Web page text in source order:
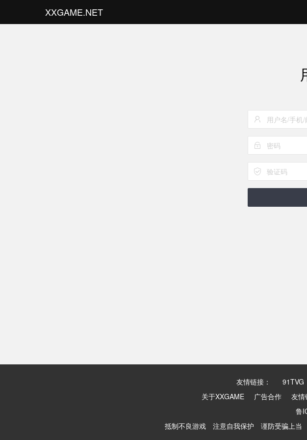
XXGAME.NET
友情链接： 91TVG
关于XXGAME
广告合作 友情
鲁
抵制不良游戏 注意自我保护 谨防受骗上